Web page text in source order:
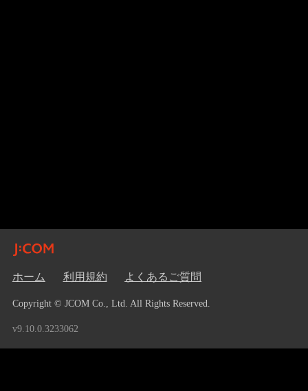
ホーム 利用規約 よくあるご質問
Copyright © JCOM Co., Ltd. All Rights Reserved.
v9.10.0.3233062